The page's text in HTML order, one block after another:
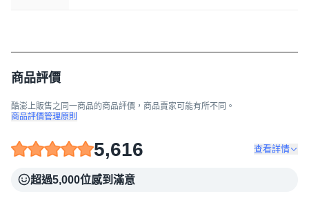
商品評價
酷澎上販售之同一商品的商品評價，商品賣家可能有所不同。
商品評價管理原則
5,616 查看詳情
超過5,000位感到滿意